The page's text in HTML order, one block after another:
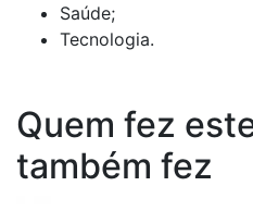
Saúde;
Tecnologia.
Quem fez
também fez